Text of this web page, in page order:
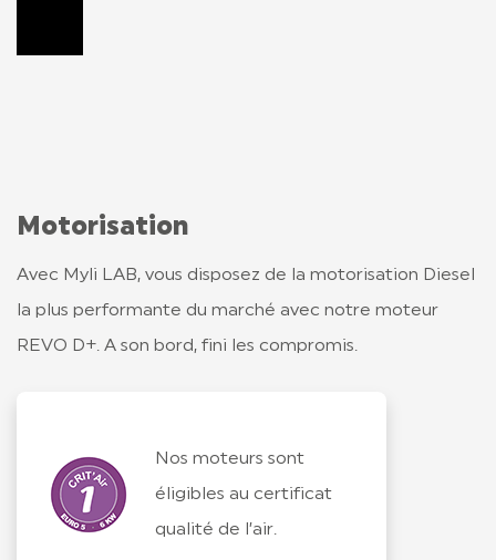
Motorisation
Avec Myli LAB, vous disposez de la motorisation Diesel
la plus performante du marché avec notre moteur
REVO D+. A son bord, fini les compromis.
Nos moteurs sont
éligibles au certificat
qualité de l’air.